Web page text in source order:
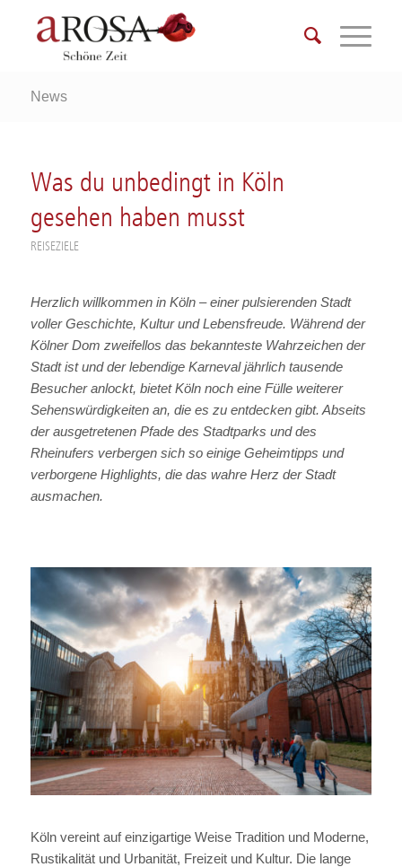
News
Was du unbedingt in Köln
gesehen haben musst
REISEZIELE
Herzlich willkommen in Köln – einer pulsierenden Stadt
voller Geschichte, Kultur und Lebensfreude. Während der
Kölner Dom zweifellos das bekannteste Wahrzeichen der
Stadt ist und der lebendige Karneval jährlich tausende
Besucher anlockt, bietet Köln noch eine Fülle weiterer
Sehenswürdigkeiten an, die es zu entdecken gibt. Abseits
der ausgetretenen Pfade des Stadtparks und des
Rheinufers verbergen sich so einige Geheimtipps und
verborgene Highlights, die das wahre Herz der Stadt
ausmachen.
Köln vereint auf einzigartige Weise Tradition und Moderne,
Rustikalität und Urbanität, Freizeit und Kultur. Die lange